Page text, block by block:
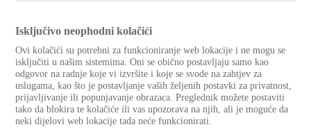
Isključivo neophodni kolačići
Ovi kolačići su potrebni za funkcioniranje web lokacije i ne mogu se
isključiti u našim sistemima. Oni se obično postavljaju samo kao
odgovor na radnje koje vi izvršite i koje se svode na zahtjev za
uslugama, kao što je postavljanje vaših željenih postavki za privatnost,
prijavljivanje ili popunjavanje obrazaca. Preglednik možete postaviti
tako da blokira te kolačiće ili vas upozorava na njih, ali je moguće da
neki dijelovi web lokacije tada neće funkcionirati.